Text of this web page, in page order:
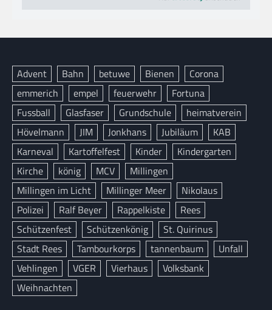
Advent Bahn betuwe Bienen
Corona
emmerich
empel feuerwehr
Fortuna
Fussball
Glasfaser Grundschule
heimatverein
Hövelmann
JIM Jonkhans Jubiläum
KAB
Karneval
Kartoffelfest Kinder
Kindergarten
Kirche
könig MCV
Millingen
Millingen im Licht
Millinger Meer
Nikolaus
Polizei
Ralf Beyer Rappelkiste
Rees
Schützenfest
Schützenkönig
St. Quirinus
Stadt Rees
Tambourkorps tannenbaum
Unfall
Vehlingen
VGER Vierhaus
Volksbank
Weihnachten